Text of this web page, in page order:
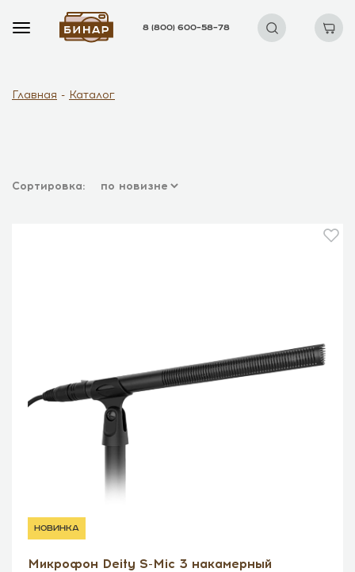
8 (800) 600–58–78
Главная Каталог
Сортировка:
новинка
Микрофон Deity S-Mic 3 накамерный